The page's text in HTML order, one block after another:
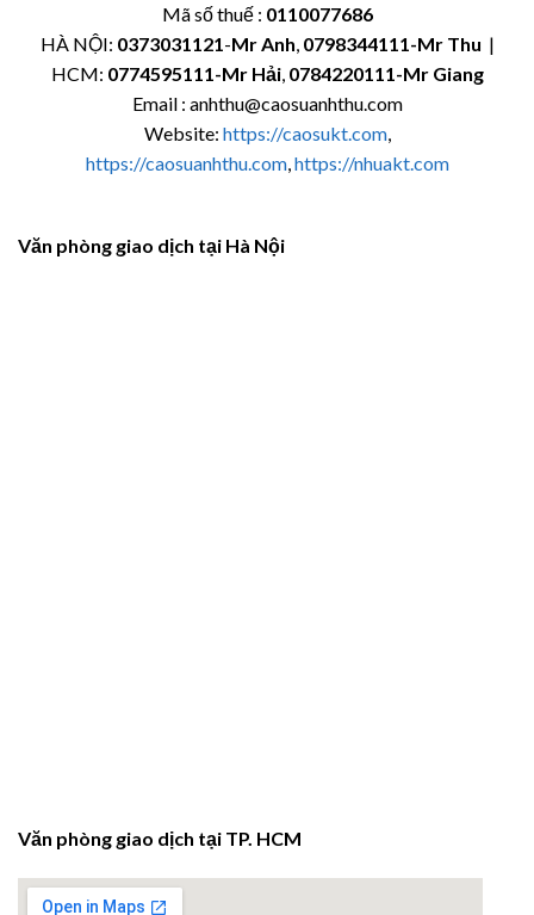
Mã số thuế : 0110077686
HÀ NỘI: 0373031121 -Mr Anh 0798344111-Mr Thu |
HCM: 0774595111 -Mr Hải, 0784220111-Mr Giang
Email : anhthu@caosuanhthu.com
Website: https://caosukt.com,
https://caosuanhthu.com, https://nhuakt.com
Văn phòng giao dịch tại Hà Nội
Văn phòng giao dịch tại TP. HCM